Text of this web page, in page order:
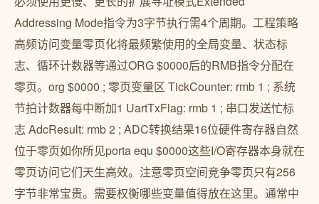
Addressing Mode指令为3字节执行需4个周期。工程策略
高频访问变量零页化将最频繁使用的全局变量、状态标
志、循环计数器等通过ORG $0000后的RMB指令分配在
零页。org $0000 ; 零页变量区 TickCounter: rmb 1 ; 系统
节拍计数器每中断加1 UartTxFlag: rmb 1 ; 串口发送忙标
志 AdcResult: rmb 2 ; ADC转换结果16位硬件寄存器自然
位于零页如你所见porta equ $0000这些I/O寄存器本身就在
零页访问它们天生高效。注意零页空间竞争零页只有256
字节非常宝贵。需要权衡哪些变量值得放在这里。通常中